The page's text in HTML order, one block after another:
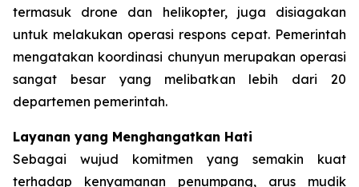
termasuk drone dan helikopter, juga disiagakan
untuk melakukan operasi respons cepat. Pemerintah
mengatakan koordinasi chunyun merupakan operasi
sangat besar yang melibatkan lebih dari 20
departemen pemerintah.
Layanan yang Menghangatkan Hati
Sebagai wujud komitmen yang semakin kuat
terhadap kenyamanan penumpang, arus mudik